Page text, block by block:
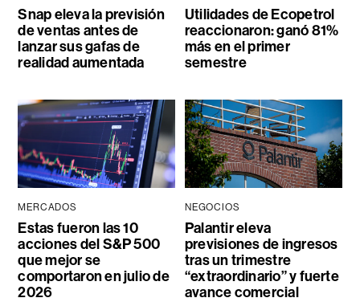
Snap eleva la previsión
de ventas antes de
lanzar sus gafas de
realidad aumentada
Utilidades de Ecopetrol
reaccionaron: ganó 81%
más en el primer
semestre
MERCADOS
Estas fueron las 10
acciones del S&P 500
que mejor se
comportaron en julio de
2026
NEGOCIOS
Palantir eleva
previsiones de ingresos
tras un trimestre
“extraordinario” y fuerte
avance comercial